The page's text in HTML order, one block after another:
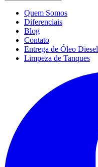
Quem Somos
Diferenciais
Blog
Contato
Entrega de Óleo Diesel
Limpeza de Tanques